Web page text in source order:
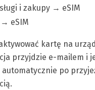
i zakupy → eSIM
→ eSIM
kartę na
przyjdzie e-mailem i
automatycznie po